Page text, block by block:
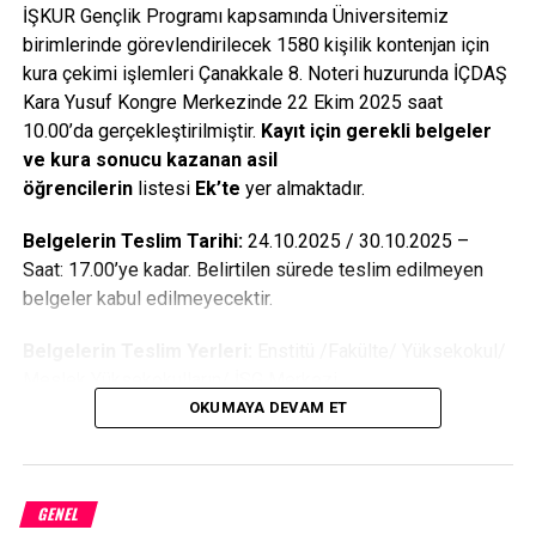
ortaokul, 37 bin 595 ilköğretim, 73 bin 222 ilkokul mezunu
bulunuyor. Okuma yazma bilmesine rağmen okul
bitiremeyen 17 bin 695 kişi ve okuma yazma bilmeyen 16
bin 484 kişi de İstanbul’a göçü tercih etti.
Göçün Eğitim Haritası
milyon 782 bin 48. Bunların 83 bin 832 kişi okuma yazma
bilmeyen, 78 bin 495 okuma yazma bilmesine rağmen okul
bitirmeyen, 389 bin 166 ilkokul, 172 bin 269 ilköğretim, 66
968’i ise doktora mezunu…
Facebook
İŞKUR Gençlik Programı kapsamında Üniversitemiz
birimlerinde görevlendirilecek 1580 kişilik kontenjan için
kura çekimi işlemleri Çanakkale 8. Noteri huzurunda İÇDAŞ
Kara Yusuf Kongre Merkezinde 22 Ekim 2025 saat
10.00’da gerçekleştirilmiştir. Kayıt için gerekli belgeler
ve kura sonucu kazanan asil
öğrencilerin listesi Ek’te yer almaktadır.
Belgelerin Teslim Tarihi: 24.10.2025 / 30.10.2025 –
Saat: 17.00’ye kadar. Belirtilen sürede teslim edilmeyen
belgeler kabul edilmeyecektir.
Asil Olarak Hak Kazanan Öğrencilerimizden İstenen
Belgeler:
1- Kimlik Fotokopisi
OKUMAYA DEVAM ET
GENEL